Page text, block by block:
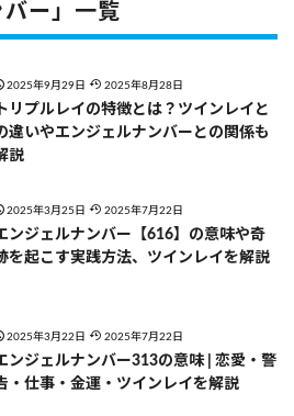
バー」一覧
2025年9月29日 2025年8月28日
トリプルレイの特徴とは？ツインレイと
違いやエンジェルナンバーとの関係も
説
2025年3月25日 2025年7月22日
ンジェルナンバー【616】の意味や奇
を起こす実践方法、ツインレイを解説
2025年3月22日 2025年7月22日
ンジェルナンバー313の意味 | 恋愛・警
・仕事・金運・ツインレイを解説